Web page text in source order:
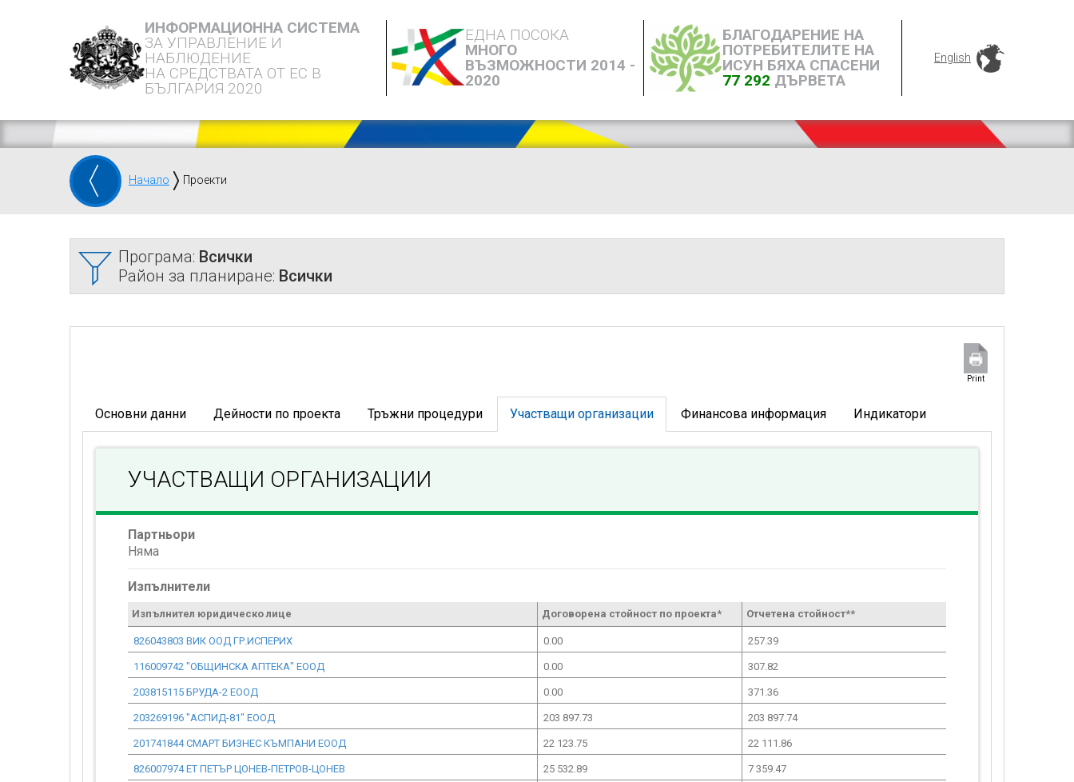
ИНФОРМАЦИОННА СИСТЕМА
ЗА УПРАВЛЕНИЕ И
НАБЛЮДЕНИЕ
НА СРЕДСТВАТА ОТ ЕС В
БЪЛГАРИЯ 2020
ЕДНА ПОСОКА
МНОГО
ВЪЗМОЖНОСТИ 2014 -
2020
БЛАГОДАРЕНИЕ НА
ПОТРЕБИТЕЛИТЕ НА
ИСУН БЯХА СПАСЕНИ
77 292 ДЪРВЕТА
English
Начало Проекти
Програма: Всички
Район за планиране: Всички
Print
Основни данни Дейности по проекта Тръжни процедури Участващи организации Финансова информация Индикатори
УЧАСТВАЩИ ОРГАНИЗАЦИИ
Партньори
Няма
Изпълнители
Изпълнител юридическо лице Договорена стойност по проекта* Отчетена стойност**
826043803 ВИК ООД ГР.ИСПЕРИХ 0.00 257.39
116009742 "ОБЩИНСКА АПТЕКА" ЕООД 0.00 307.82
203815115 БРУДА-2 ЕООД 0.00 371.36
203269196 "АСПИД-81" ЕООД 203 897.73 203 897.74
201741844 СМАРТ БИЗНЕС КЪМПАНИ ЕООД 22 123.75 22 111.86
826007974 ЕТ ПЕТЪР ЦОНЕВ-ПЕТРОВ-ЦОНЕВ 25 532.89 7 359.47